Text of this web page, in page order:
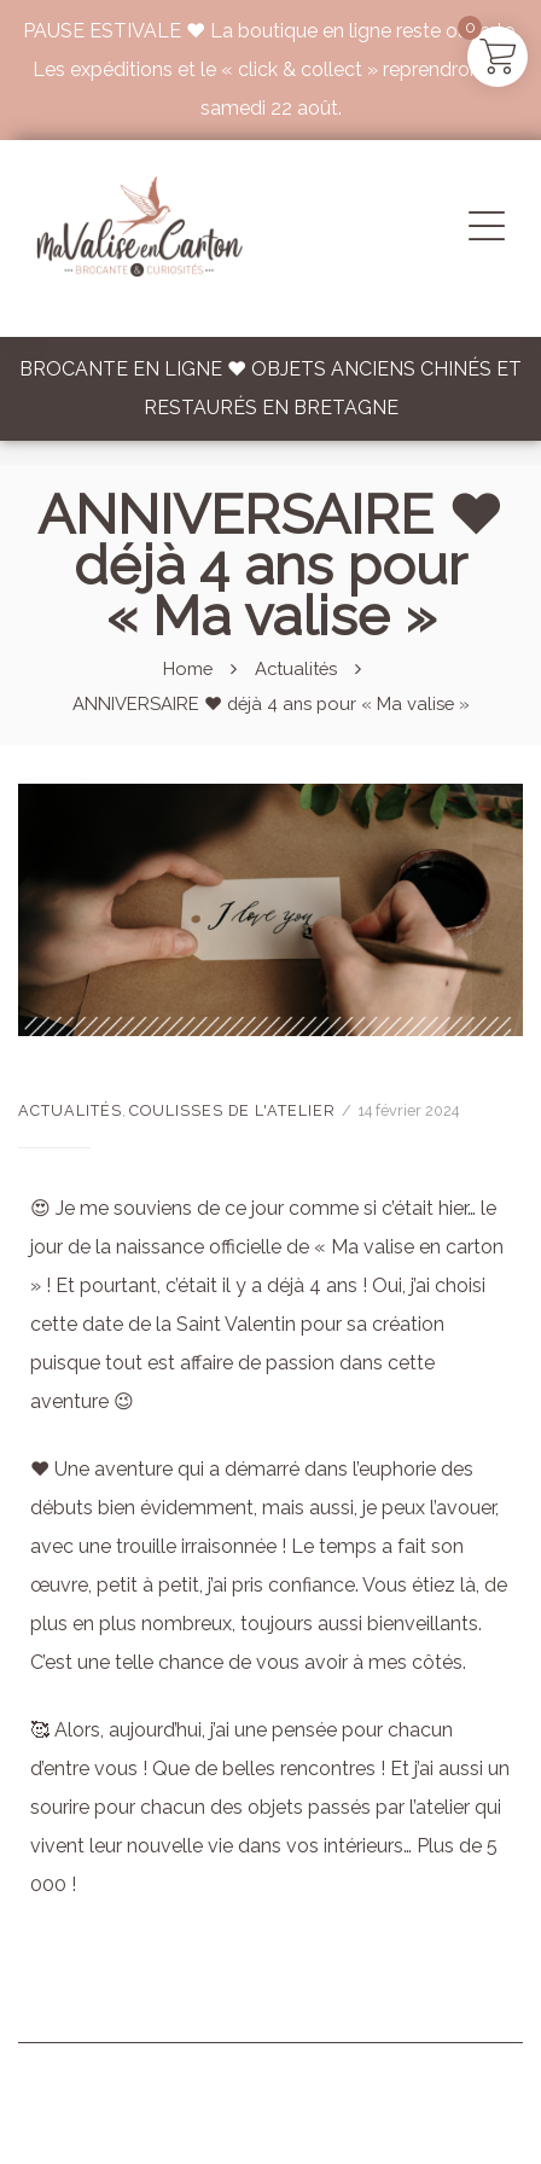
PAUSE ESTIVALE ♥ La boutique en ligne reste ouverte.
Les expéditions et le « click & collect » reprendront le
samedi 22 août.
BROCANTE EN LIGNE ♥ OBJETS ANCIENS CHINÉS ET
RESTAURÉS EN BRETAGNE
Home
Actualités
ANNIVERSAIRE ♥ déjà 4 ans pour « Ma valise »
ANNIVERSAIRE ♥
déjà 4 ans pour
« Ma valise »
ACTUALITÉS COULISSES DE L'ATELIER 14 février 2024
😍 Je me souviens de ce jour comme si c’était hier… le
jour de la naissance officielle de « Ma valise en carton
» ! Et pourtant, c’était il y a déjà 4 ans ! Oui, j’ai choisi
cette date de la Saint Valentin pour sa création
puisque tout est affaire de passion dans cette
aventure 😉
❤️ Une aventure qui a démarré dans l’euphorie des
débuts bien évidemment, mais aussi, je peux l’avouer,
avec une trouille irraisonnée ! Le temps a fait son
œuvre, petit à petit, j’ai pris confiance. Vous étiez là, de
plus en plus nombreux, toujours aussi bienveillants.
C’est une telle chance de vous avoir à mes côtés.
🥰 Alors, aujourd’hui, j’ai une pensée pour chacun
d’entre vous ! Que de belles rencontres ! Et j’ai aussi un
sourire pour chacun des objets passés par l’atelier qui
vivent leur nouvelle vie dans vos intérieurs… Plus de 5
000 !
0